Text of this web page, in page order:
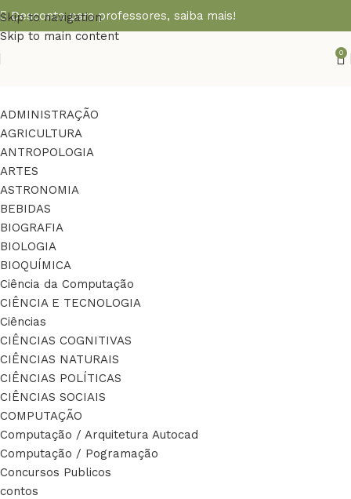
Skip to navigation
Skip to main content
Desconto para professores, saiba mais!
0
ADMINISTRAÇÃO
AGRICULTURA
ANTROPOLOGIA
ARTES
ASTRONOMIA
BEBIDAS
BIOGRAFIA
BIOLOGIA
BIOQUÍMICA
Ciência da Computação
CIÊNCIA E TECNOLOGIA
Ciências
CIÊNCIAS COGNITIVAS
CIÊNCIAS NATURAIS
CIÊNCIAS POLÍTICAS
CIÊNCIAS SOCIAIS
COMPUTAÇÃO
Computação / Arquitetura Autocad
Computação / Pogramação
Concursos Publicos
contos